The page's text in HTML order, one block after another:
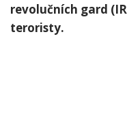
revolučních gard
teroristy.